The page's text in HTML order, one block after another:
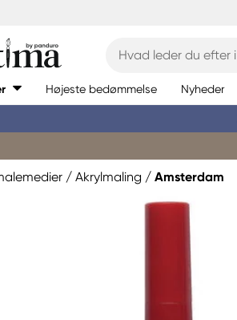
Højeste bedømmelse Nyheder
Akrylmaling Amsterdam